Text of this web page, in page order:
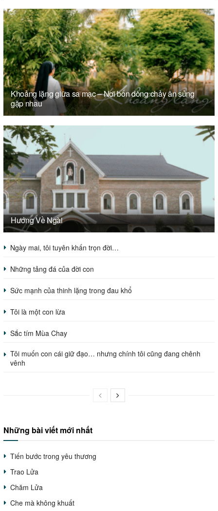
Khoảng lặng giữa sa mạc – Nơi bốn dòng chảy ân sủng
gặp nhau
Hướng Về Ngài
Ngày mai, tôi tuyên khấn trọn đời…
Những tảng đá của đời con
Sức mạnh của thinh lặng trong đau khổ
Tôi là một con lừa
Sắc tím Mùa Chay
Tôi muốn con cái giữ đạo… nhưng chính tôi cũng đang chênh
vênh
Những bài viết mới nhất
Tiến bước trong yêu thương
Trao Lửa
Chăm Lửa
Che mà không khuất